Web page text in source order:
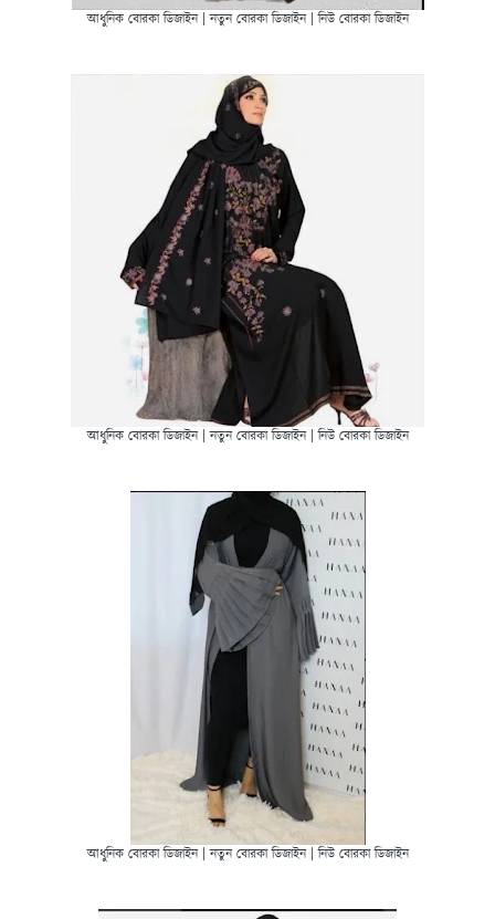
আধুনিক বোরকা ডিজাইন | নতুন বোরকা ডিজাইন | নিউ বোরকা ডিজাইন
আধুনিক বোরকা ডিজাইন | নতুন বোরকা ডিজাইন | নিউ বোরকা ডিজাইন
আধুনিক বোরকা ডিজাইন | নতুন বোরকা ডিজাইন | নিউ বোরকা ডিজাইন